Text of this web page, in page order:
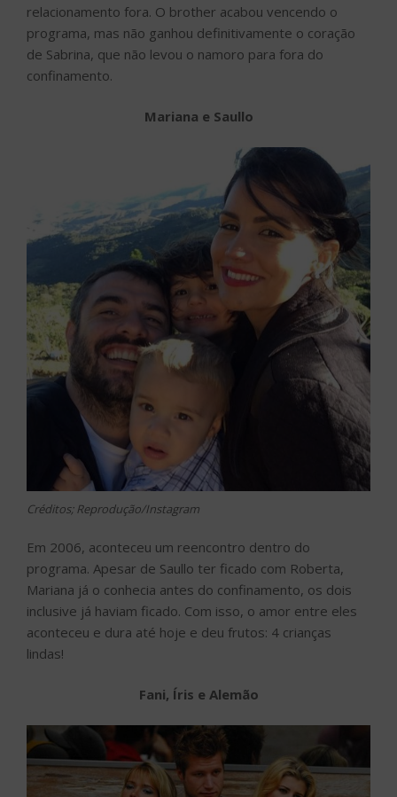
relacionamento fora. O brother acabou vencendo o
programa, mas não ganhou definitivamente o coração
de Sabrina, que não levou o namoro para fora do
confinamento.
Mariana e Saullo
Créditos; Reprodução/Instagram
Em 2006, aconteceu um reencontro dentro do
programa. Apesar de Saullo ter ficado com Roberta,
Mariana já o conhecia antes do confinamento, os dois
inclusive já haviam ficado. Com isso, o amor entre eles
aconteceu e dura até hoje e deu frutos: 4 crianças
lindas!
Fani, Íris e Alemão